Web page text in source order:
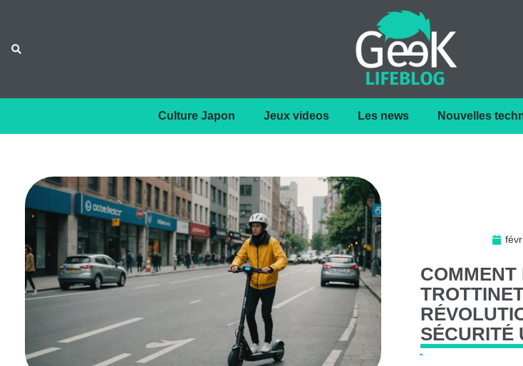
Culture Japon Jeux videos Les news Nouvelles
COMMENT
SÉCURITÉ